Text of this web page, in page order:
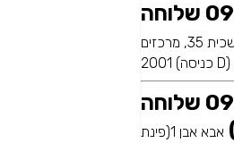
09-7739940 שלוחה
משכית 35, מרכזים
2001 (כניסה D)
09-7739940 שלוחה
אבא אבן 1(פינת